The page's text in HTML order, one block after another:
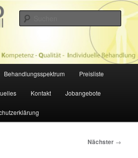
NEUER WALL
Behandlungsspektrum Preisliste
Kontakt Jobangebote
Nächster →